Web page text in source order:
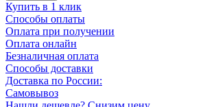
Купить в 1 клик
Способы оплаты
Оплата при получении
Оплата онлайн
Безналичная оплата
Способы доставки
Доставка по России:
Самовывоз